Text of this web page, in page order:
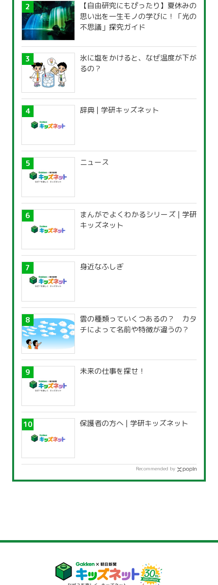
【自由研究にもぴったり】夏休みの
思い出を一生モノの学びに！「光の
不思議」探究ガイド
氷に塩をかけると、なぜ温度が下が
るの？
辞典 | 学研キッズネット
ニュース
まんがでよくわかるシリーズ | 学研
キッズネット
身近なふしぎ
雲の種類っていくつあるの？ カタ
チによって名前や特徴が違うの？
未来の仕事を探せ！
保護者の方へ | 学研キッズネット
Recommended by